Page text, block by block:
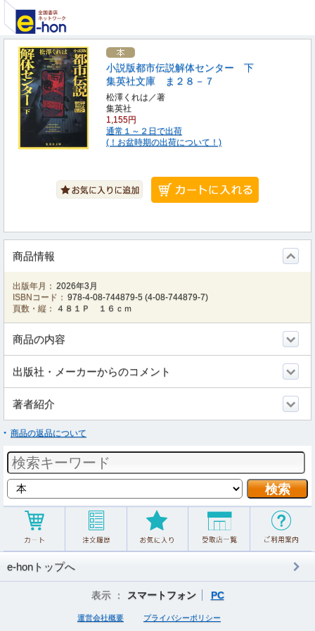
小説版都市伝説解体センター 下
集英社文庫 ま２８－７
松澤くれは／著
集英社
1,155円
通常１～２日で出荷
(！お盆時期の出荷について！)
商品情報
出版年月： 2026年3月
ISBNコード： 978-4-08-744879-5 (4-08-744879-7)
頁数・縦：
４８１Ｐ １６ｃｍ
商品の内容
出版社・メーカーからのコメント
著者紹介
商品の返品について
e-honトップへ
表示 ： スマートフォン PC
運営会社概要 プライバシーポリシー